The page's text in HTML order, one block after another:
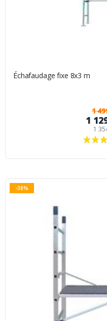
Échafaudage fixe 8x3 m
1
1
1
-38%